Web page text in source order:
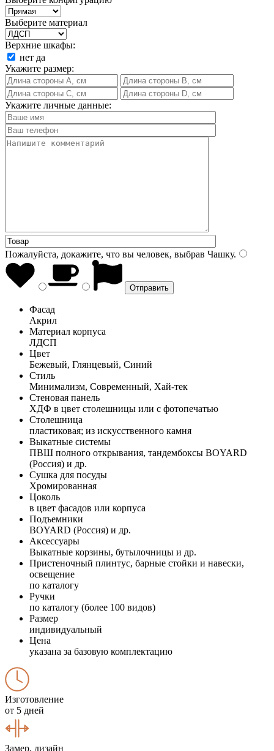
Выберите материал
Верхние шкафы:
нет да
Укажите размер:
Укажите личные данные:
Пожалуйста, докажите, что вы человек, выбрав Чашку.
Фасад
Акрил
Материал корпуса
ЛДСП
Цвет
Бежевый, Глянцевый, Синий
Стиль
Минимализм, Современный, Хай-тек
Стеновая панель
ХДФ в цвет столешницы или с фотопечатью
Столешница
пластиковая; из искусственного камня
Выкатные системы
ПВШ полного открывания, тандембоксы BOYARD
(Россия) и др.
Сушка для посуды
Хромированная
Цоколь
в цвет фасадов или корпуса
Подъемники
BOYARD (Россия) и др.
Аксессуары
Выкатные корзины, бутылочницы и др.
Пристеночный плинтус, барные стойки и навески,
освещение
по каталогу
Ручки
по каталогу (более 100 видов)
Размер
индивидуальный
Цена
указана за базовую комплектацию
Изготовление
от 5 дней
Замер, дизайн